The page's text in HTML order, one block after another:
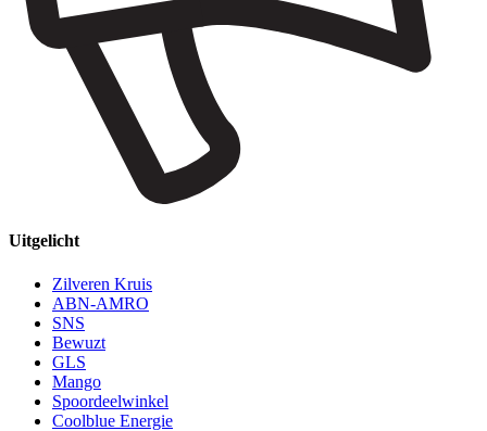
Uitgelicht
Zilveren Kruis
ABN-AMRO
SNS
Bewuzt
GLS
Mango
Spoordeelwinkel
Coolblue Energie